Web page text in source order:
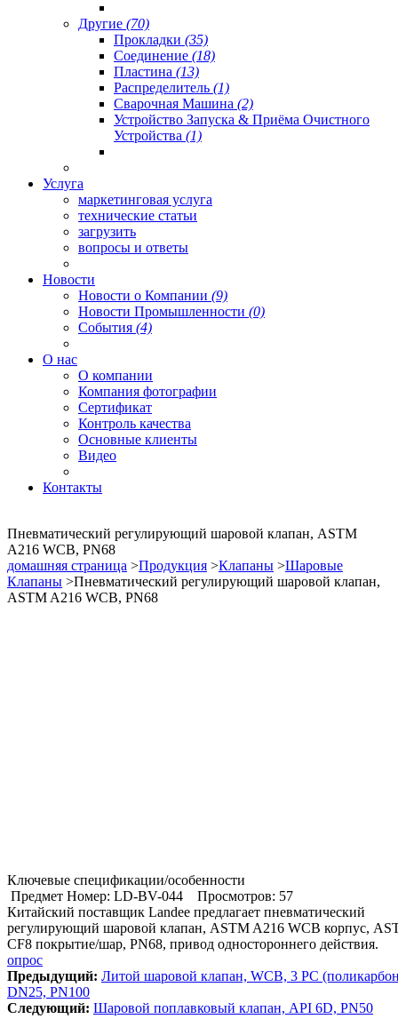
Другие (70)
Прокладки (35)
Соединение (18)
Пластина (13)
Распределитель (1)
Сварочная Машина (2)
Устройство Запуска & Приёма Очистного
Устройства (1)
Услуга
маркетинговая услуга
технические статьи
загрузить
вопросы и ответы
Новости
Новости о Компании (9)
Новости Промышленности (0)
События (4)
О нас
О компании
Компания фотографии
Сертификат
Контроль качества
Основные клиенты
Видео
Контакты
Пневматический регулирующий шаровой клапан, ASTM
A216 WCB, PN68
домашняя страница >Продукция >Клапаны >Шаровые
Клапаны >Пневматический регулирующий шаровой клапан,
ASTM A216 WCB, PN68
Ключевые спецификации/особенности
Предмет Номер: LD-BV-044
Просмотров: 57
Китайский поставщик Landee предлагает пневматический
регулирующий шаровой клапан, ASTM A216 WCB корпус,
CF8 покрытие/шар, PN68, привод одностороннего действия.
опрос
Предыдущий: Литой шаровой клапан, WCB, 3 PC
DN25, PN100
Cледующий: Шаровой поплавковый клапан, API 6D, PN50